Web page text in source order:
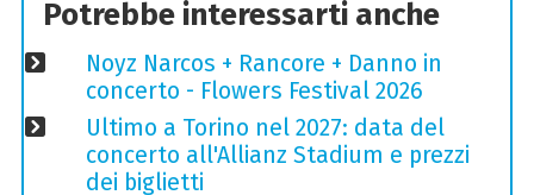
Potrebbe interessarti anche
Noyz Narcos + Rancore + Danno in
concerto - Flowers Festival 2026
Ultimo a Torino nel 2027: data del
concerto all'Allianz Stadium e prezzi
dei biglietti